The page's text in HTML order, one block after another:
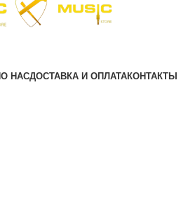
О НАСДОСТАВКА И ОПЛАТАКОНТАКТЫ